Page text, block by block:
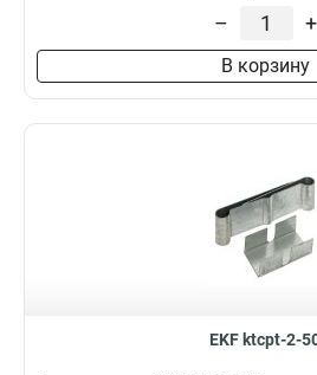
– +
В корзину
EKF ktcpt-2-